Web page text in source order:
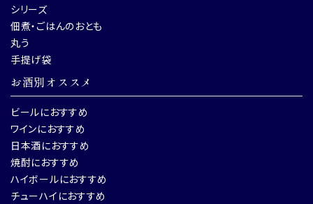
シリーズ
佃煮・ごはんのおとも
丸う
手提げ袋
お酒別オススメ
ビールにおすすめ
ワインにおすすめ
日本酒におすすめ
焼酎におすすめ
ハイボールにおすすめ
チューハイにおすすめ